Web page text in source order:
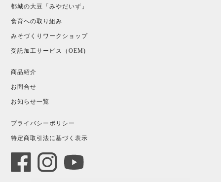
都城の大豆「みやだいず」
食育への取り組み
みそづくりワークショップ
受託加工サービス（OEM)
商品紹介
お問合せ
お知らせ一覧
プライバシーポリシー
特定商取引法に基づく表示